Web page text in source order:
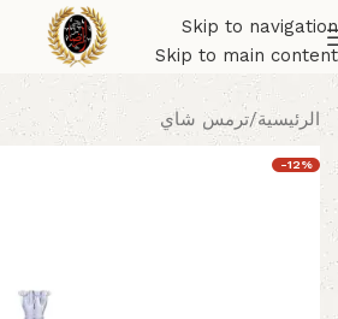
Skip to navigation
Skip to main content
الرئيسية/ترمس شاي
-12%